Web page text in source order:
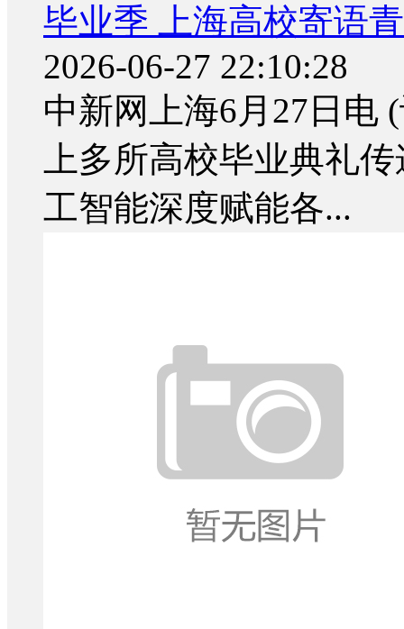
毕业季 上海高校寄语
2026-06-27 22:10:28
中新网上海6月27日电
上多所高校毕业典礼
工智能深度赋能各...